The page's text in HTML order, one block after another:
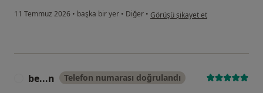
11 Temmuz 2026 • başka bir yer • Diğer • kullanıcının görüşüne göre ei...ç
Görüşü şikayet et
be...n Telefon numarası doğrulandı